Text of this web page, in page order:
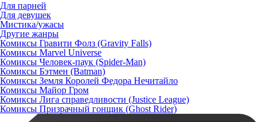
Для парней
Для девушек
Мистика/ужасы
Другие жанры
Комиксы Гравити Фолз (Gravity Falls)
Комиксы Marvel Universe
Комиксы Человек-паук (Spider-Man)
Комиксы Бэтмен (Batman)
Комиксы Земля Королей Федора Нечитайло
Комиксы Майор Гром
Комиксы Лига справедливости (Justice League)
Комиксы Призрачный гонщик (Ghost Rider)